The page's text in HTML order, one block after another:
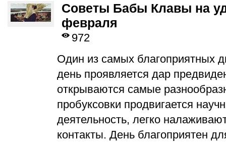
Советы Бабы Клавы на
февраля
972
Один из самых благоприятных
день проявляется дар
открываются самые
пробуксовки продвигается
деятельность, легко
контакты. День благоприятен